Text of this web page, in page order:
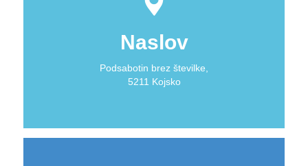
Naslov
Podsabotin brez številke,
5211 Kojsko